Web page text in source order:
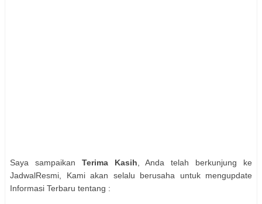
Saya sampaikan Terima Kasih , Anda telah berkunjung ke
JadwalResmi, Kami akan selalu berusaha untuk mengupdate
Informasi Terbaru tentang :